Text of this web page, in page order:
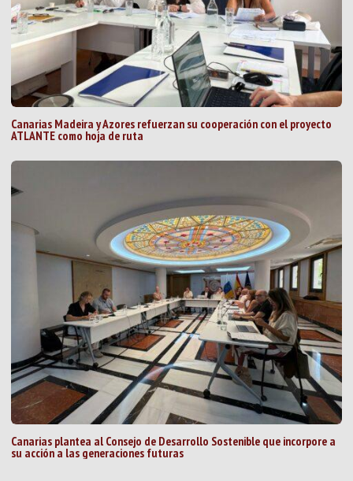
Canarias Madeira y Azores refuerzan su cooperación con el proyecto
ATLANTE como hoja de ruta
Canarias plantea al Consejo de Desarrollo Sostenible que incorpore a
su acción a las generaciones futuras